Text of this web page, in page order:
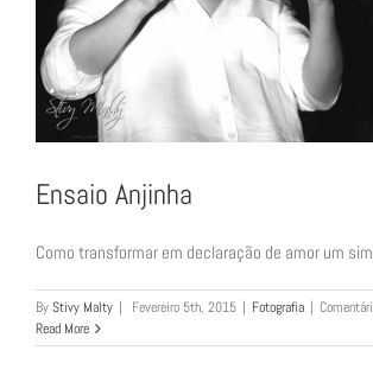
Ensaio Anjinha
Como transformar em declaração de amor um
ByStivy Malty | Fevereiro 5th, 2015 | Fotografia |
Read More